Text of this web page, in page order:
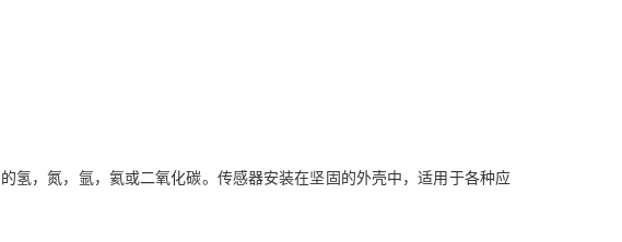
氢，氮，氩，氦或二氧化碳。传感器安装在坚固的外壳中，适用于各种应